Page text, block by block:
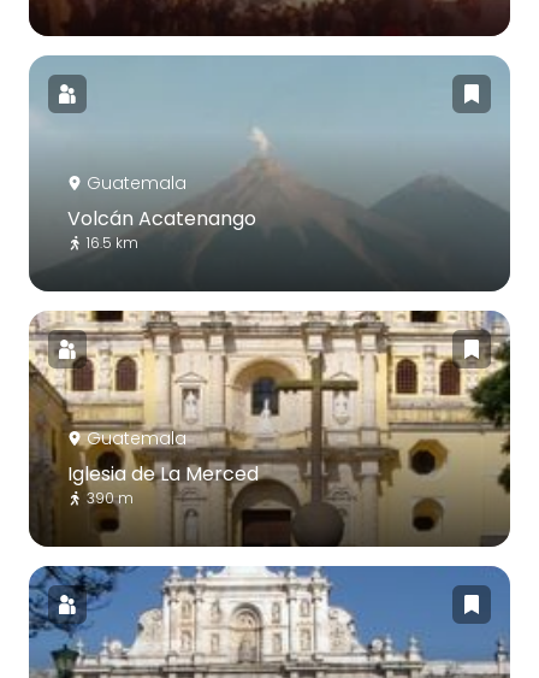
Guatemala
Volcán Acatenango
16.5 km
Guatemala
Iglesia de La Merced
390 m